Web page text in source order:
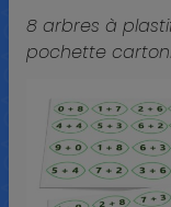
8 arbres à
pochette